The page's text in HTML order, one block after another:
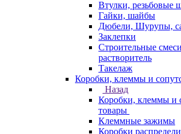
Втулки, резьбовые
Гайки, шайбы
Дюбели, Шурупы,
Заклепки
Строительные
растворитель
Такелаж
Коробки, клеммы и
Назад
Коробки, клеммы и
товары
Клеммные зажимы
Коробки